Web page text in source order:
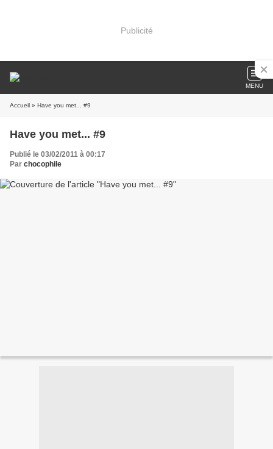
Publicité
MENU
Accueil » Have you met... #9
Have you met... #9
Publié le 03/02/2011 à 00:17
Par chocophile